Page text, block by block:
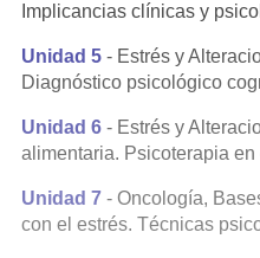
Implicancias clínicas y
Unidad 5 - Estrés y
Diagnóstico psicológico
Unidad 6 - Estrés y
alimentaria. Psicoterapia
Unidad 7 - Oncología,
con el estrés. Técnicas